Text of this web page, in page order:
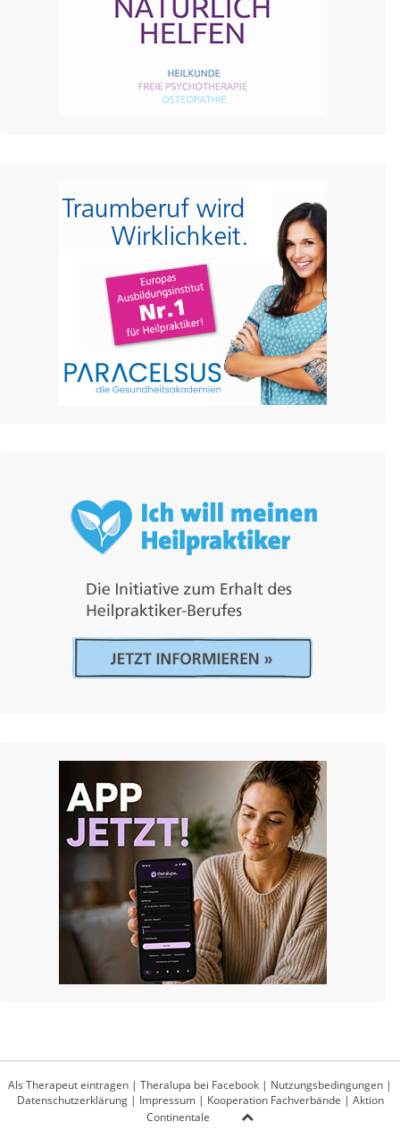
Als Therapeut eintragen | Theralupa bei Facebook | Nutzungsbedingungen |
Datenschutzerklärung| Impressum| Kooperation Fachverbände | Aktion
Continentale